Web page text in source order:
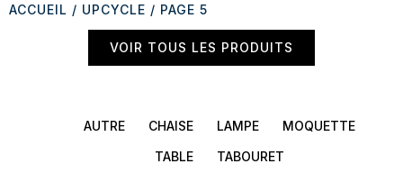
ACCUEIL / UPCYCLE / PAGE 5
VOIR TOUS LES PRODUITS
AUTRE CHAISE LAMPE
MOQUETTE
TABLE
TABOURET